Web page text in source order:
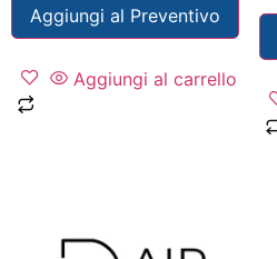
Aggiungi al Preventivo
Aggiungi al carrello